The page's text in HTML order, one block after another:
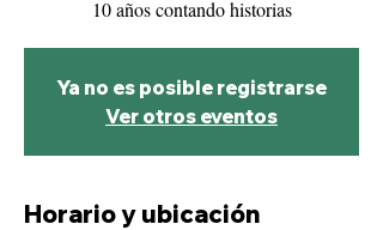
10 años contando historias
Ya no es posible registrarse
Ver otros eventos
Horario y ubicación